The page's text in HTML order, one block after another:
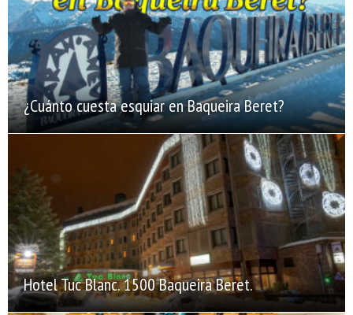
¿Cuánto cuesta esquiar en Baqueira Beret?
Hotel Tuc Blanc. 1500 Baqueira Beret.